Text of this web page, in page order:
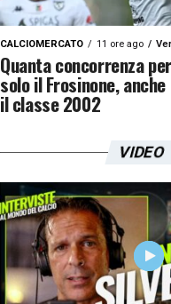
CALCIOMERCATO 11 ore ago
Quanta concorrenza
solo il Frosinone,
il classe 2002
VIDEO